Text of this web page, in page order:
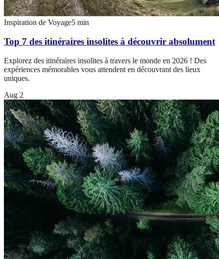
Inspiration de Voyage5 min
Top 7 des itinéraires insolites à découvrir absolument
Explorez des itinéraires insolites à travers le monde en 2026 ! Des
expériences mémorables vous attendent en découvrant des lieux
uniques.
Aug 2